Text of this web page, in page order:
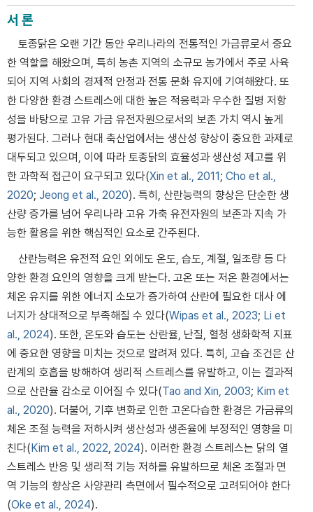
서 론
토종닭은 오랜 기간 동안 우리나라의 전통적인 가금류로서 중요
한 역할을 해왔으며, 특히 농촌 지역의 소규모 농가에서 주로 사육
되어 지역 사회의 경제적 안정과 전통 문화 유지에 기여해왔다. 또
한 다양한 환경 스트레스에 대한 높은 적응력과 우수한 질병 저항
성을 바탕으로 고유 가금 유전자원으로서의 보존 가치 역시 높게
평가된다. 그러나 현대 축산업에서는 생산성 향상이 중요한 과제로
대두되고 있으며, 이에 따라 토종닭의 효율성과 생산성 제고를 위
한 과학적 접근이 요구되고 있다(Xin et al., 2011; Cho et al.,
2020; Jeong et al., 2020). 특히, 산란능력의 향상은 단순한 생
산량 증가를 넘어 우리나라 고유 가축 유전자원의 보존과 지속 가
능한 활용을 위한 핵심적인 요소로 간주된다.
산란능력은 유전적 요인 외에도 온도, 습도, 계절, 일조량 등 다
양한 환경 요인의 영향을 크게 받는다. 고온 또는 저온 환경에서는
체온 유지를 위한 에너지 소모가 증가하여 산란에 필요한 대사 에
너지가 상대적으로 부족해질 수 있다(Wipas et al., 2023; Li et
al., 2024). 또한, 온도와 습도는 산란율, 난질, 혈청 생화학적 지표
에 중요한 영향을 미치는 것으로 알려져 있다. 특히, 고습 조건은 산
란계의 호흡을 방해하여 생리적 스트레스를 유발하고, 이는 결과적
으로 산란율 감소로 이어질 수 있다(Tao and Xin, 2003; Kim et
al., 2020). 더불어, 기후 변화로 인한 고온다습한 환경은 가금류의
체온 조절 능력을 저하시켜 생산성과 생존율에 부정적인 영향을 미
친다(Kim et al., 2022 2024). 이러한 환경 스트레스는 닭의 열
스트레스 반응 및 생리적 기능 저하를 유발하므로 체온 조절과 면
역 기능의 향상은 사양관리 측면에서 필수적으로 고려되어야 한다
(Oke et al., 2024).